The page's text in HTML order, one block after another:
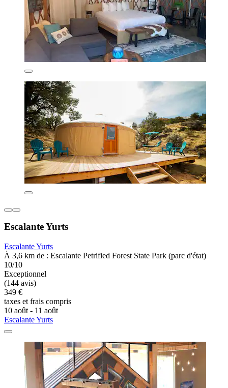
Escalante Yurts
Escalante Yurts
À 3,6 km de : Escalante Petrified Forest State Park (parc d'état)
10/10
Exceptionnel
(144 avis)
349 €
taxes et frais compris
10 août - 11 août
Escalante Yurts